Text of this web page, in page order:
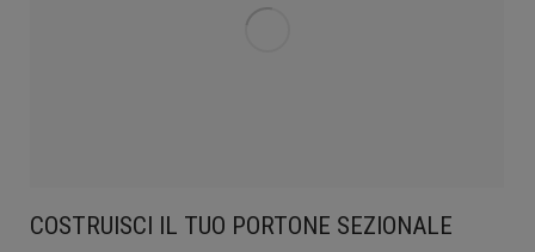
COSTRUISCI IL TUO PORTONE SEZIONALE